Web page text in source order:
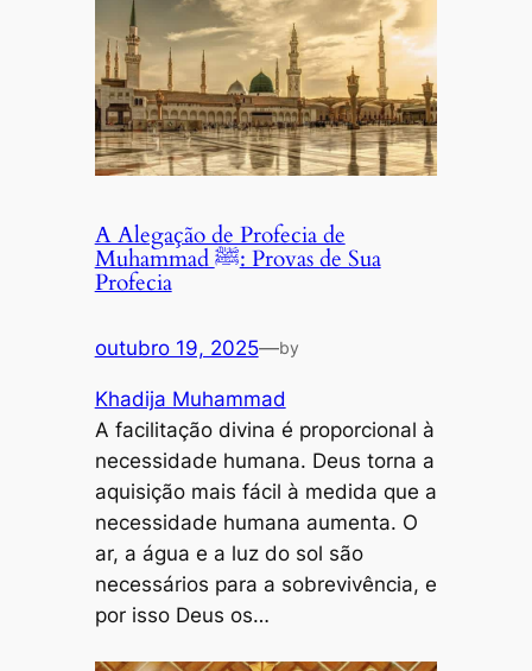
A Alegação de Profecia de
Muhammad ﷺ: Provas de Sua
Profecia
outubro 19, 2025—by
Khadija Muhammad
A facilitação divina é proporcional à
necessidade humana. Deus torna a
aquisição mais fácil à medida que a
necessidade humana aumenta. O
ar, a água e a luz do sol são
necessários para a sobrevivência, e
por isso Deus os…